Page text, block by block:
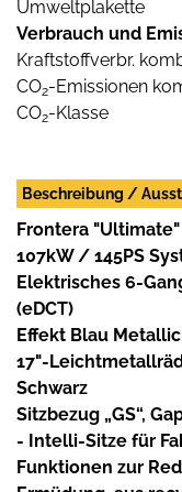
Umweltplakette
Verbrauch und
Kraftstoffverbr.
CO2-Emissionen
CO2-Klasse
Beschreibung /
Frontera
107kW / 145PS
Elektrisches 6-
(eDCT)
Effekt Blau Metallic
17"-
Schwarz
Sitzbezug „GS“,
- Intelli-Sitze für
Funktionen zur